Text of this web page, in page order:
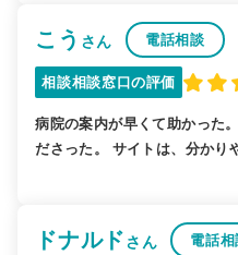
こう さん 電話相談
相談相談窓口の評価
病院の案内が早くて助かった
ださった。 サイトは、分かり
ドナルドさん 電話相